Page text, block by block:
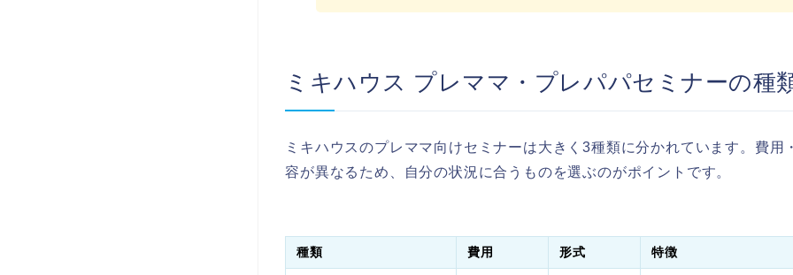
ミキハウス プレママ・プレパパセミナーの種
ミキハウスのプレママ向けセミナーは大きく3種類に分かれています。費用
容が異なるため、自分の状況に合うものを選ぶのがポイントです。
種類 費用 形式 特徴